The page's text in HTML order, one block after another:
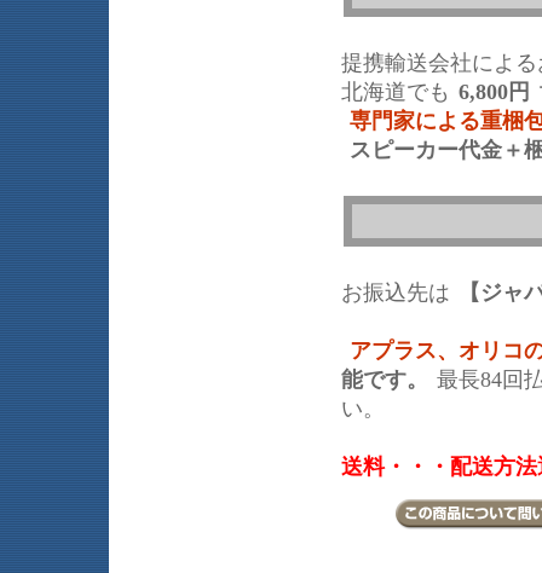
提携輸送会社によ
北海道でも 6,800円
専門家による重梱
スピーカー代金＋
お振込先は 【ジャ
アプラス、オリコ
能です。
最長84回
い。
送料・・・配送方